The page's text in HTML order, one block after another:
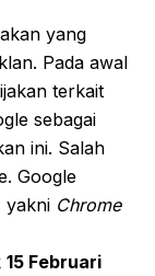
yang
Pada awal
terkait
sebagai
ini. Salah
Google
yakni Chrome
15 Februari